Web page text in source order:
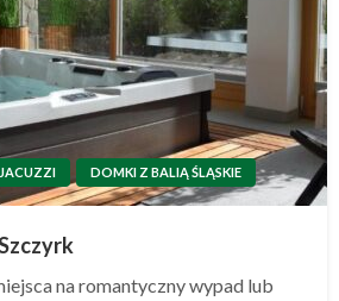
DOMKI Z BALIĄ ŚLĄSKIE
na romantyczny wypad lub